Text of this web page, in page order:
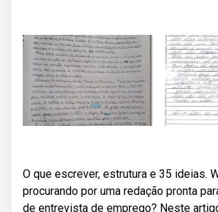
O que escrever, estrutura e 35 ideias.
procurando por uma redação pronta
de entrevista de emprego? Neste